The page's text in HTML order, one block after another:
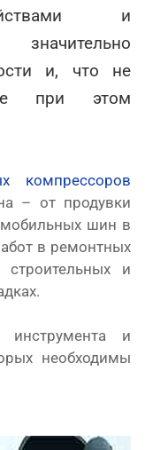
и
и, что не
при этом
компрессоров
– от продувки
шин в
в ремонтных
и
и
необходимы